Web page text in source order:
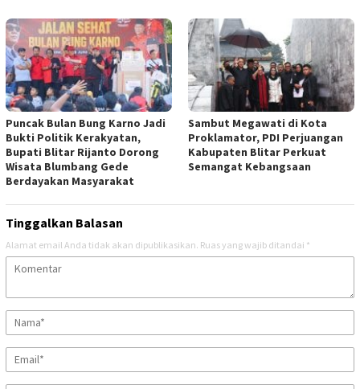
Puncak Bulan Bung Karno Jadi
Bukti Politik Kerakyatan,
Bupati Blitar Rijanto Dorong
Wisata Blumbang Gede
Berdayakan Masyarakat
Sambut Megawati di Kota
Proklamator, PDI Perjuangan
Kabupaten Blitar Perkuat
Semangat Kebangsaan
Tinggalkan Balasan
Alamat email Anda tidak akan dipublikasikan. Ruas yang wajib ditandai *